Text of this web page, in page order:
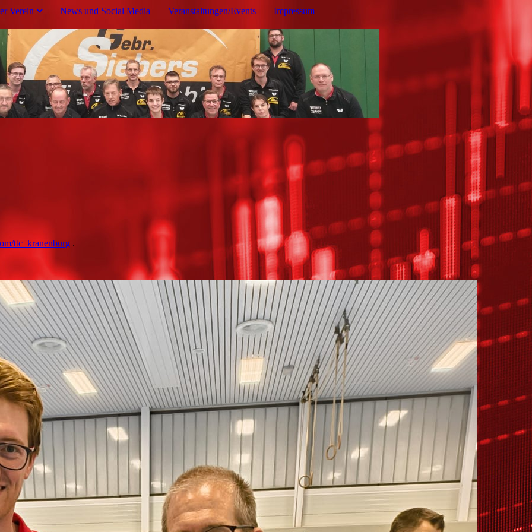
Verein News und Social Media Veranstaltungen/Events Impressum
ttc_kranenburg .